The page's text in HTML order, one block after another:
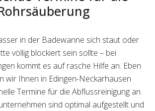
in der Badewanne sich staut oder
völlig blockiert sein sollte – bei
kommt es auf rasche Hilfe an. Eben
wir Ihnen in Edingen-Neckarhausen
Termine für die Abflussreinigung an.
sind optimal aufgestellt und